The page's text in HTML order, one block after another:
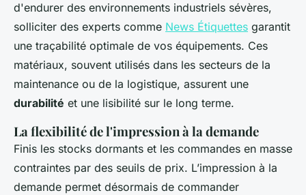
d'endurer des environnements industriels sévères,
solliciter des experts comme News Étiquettes garantit
une traçabilité optimale de vos équipements. Ces
matériaux, souvent utilisés dans les secteurs de la
maintenance ou de la logistique, assurent une
durabilité et une lisibilité sur le long terme.
La flexibilité de l'impression à la demande
Finis les stocks dormants et les commandes en masse
contraintes par des seuils de prix. L’impression à la
demande permet désormais de commander